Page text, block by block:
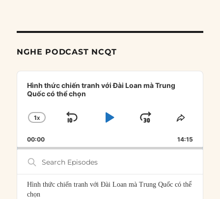
NGHE PODCAST NCQT
Audio
Player
Hình thức chiến tranh với Đài Loan mà Trung
Quốc có thể chọn
CHANGE
RATE
1X
SKIP
PLAYJUMP
FORWARD
SHARE
00:00 14:15
Search
Episodes
Hình thức chiến tranh với Đài Loan mà Trung Quốc có thể
chọn